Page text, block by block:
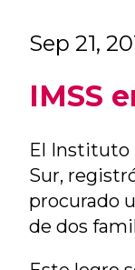
Sep 21,
IMSS
El Instituto
Sur,
procurado
de dos